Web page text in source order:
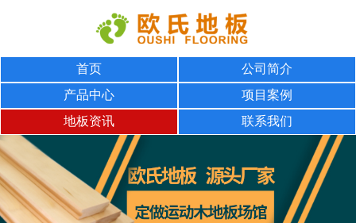
首页
公司简介
产品中心
项目案例
地板资讯
联系我们